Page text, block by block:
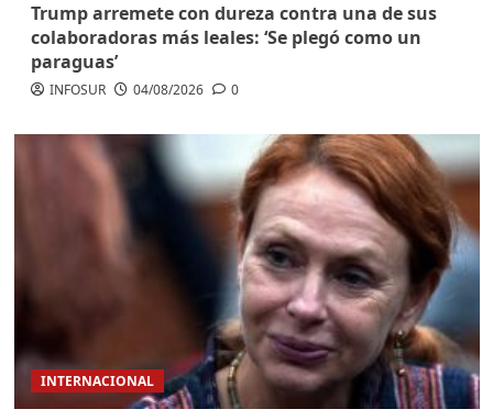
Trump arremete con dureza contra una de sus
colaboradoras más leales: ‘Se plegó como un
paraguas’
INFOSUR 04/08/2026 0
INTERNACIONAL